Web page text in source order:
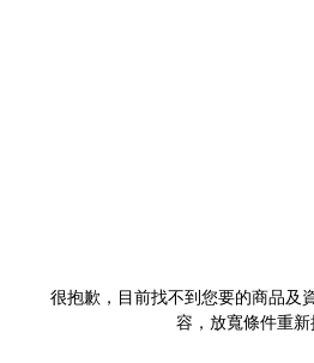
很抱歉，目前找不到您要的商品及
容，放寬條件重新